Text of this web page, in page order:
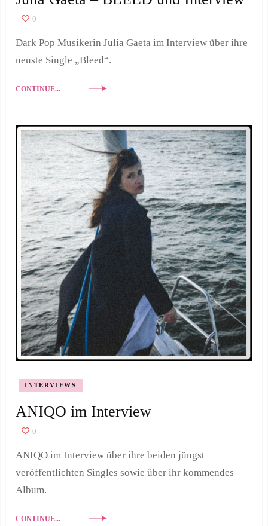
0
Dark Pop Musikerin Julia Gaeta im Interview über ihre
neuste Single „Bleed“.
CONTINUE...
INTERVIEWS
ANIQO im Interview
0
ANIQO im Interview über ihre beiden jüngst
veröffentlichten Singles sowie über ihr kommendes
Album.
CONTINUE...